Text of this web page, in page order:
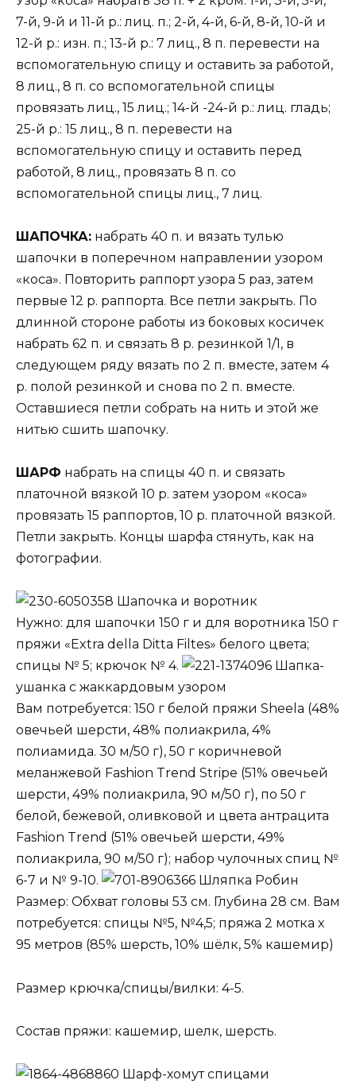
7-й, 9-й и 11-й р.: лиц. п.; 2-й, 4-й, 6-й, 8-й, 10-й и
12-й р.: изн. п.; 13-й р.: 7 лиц., 8 п. перевести на
вспомогательную спицу и оставить за работой,
8 лиц., 8 п. со вспомогательной спицы
провязать лиц., 15 лиц.; 14-й -24-й р.: лиц. гладь;
25-й р.: 15 лиц., 8 п. перевести на
вспомогательную спицу и оставить перед
работой, 8 лиц., провязать 8 п. со
вспомогательной спицы лиц., 7 лиц.
ШАПОЧКА: набрать 40 п. и вязать тулью
шапочки в поперечном направлении узором
«коса». Повторить раппорт узора 5 раз, затем
первые 12 р. раппорта. Все петли закрыть. По
длинной стороне работы из боковых косичек
набрать 62 п. и связать 8 р. резинкой 1/1, в
следующем ряду вязать по 2 п. вместе, затем 4
р. полой резинкой и снова по 2 п. вместе.
Оставшиеся петли собрать на нить и этой же
нитью сшить шапочку.
ШАРФ набрать на спицы 40 п. и связать
платочной вязкой 10 р. затем узором «коса»
провязать 15 раппортов, 10 р. платочной вязкой.
Петли закрыть. Концы шарфа стянуть, как на
фотографии.
Шапочка и воротник
Нужно: для шапочки 150 г и для воротника 150 г
пряжи «Extra della Ditta Filtes» белого цвета;
спицы № 5; крючок № 4.
Шапка-
ушанка с жаккардовым узором
Вам потребуется: 150 г белой пряжи Sheela (48%
овечьей шерсти, 48% полиакрила, 4%
полиамида. 30 м/50 г), 50 г коричневой
меланжевой Fashion Trend Stripe (51% овечьей
шерсти, 49% полиакрила, 90 м/50 г), по 50 г
белой, бежевой, оливковой и цвета антрацита
Fashion Trend (51% овечьей шерсти, 49%
полиакрила, 90 м/50 г); набор чулочных спиц №
6-7 и № 9-10.
Шляпка Робин
Размер: Обхват головы 53 см. Глубина 28 см. Вам
потребуется: спицы №5, №4,5; пряжа 2 мотка х
95 метров (85% шерсть, 10% шёлк, 5% кашемир)
Размер крючка/спицы/вилки: 4-5.
Состав пряжи: кашемир, шелк, шерсть.
Шарф-хомут спицами